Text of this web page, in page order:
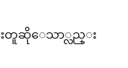
းတူဆိုေသာ္လည္း